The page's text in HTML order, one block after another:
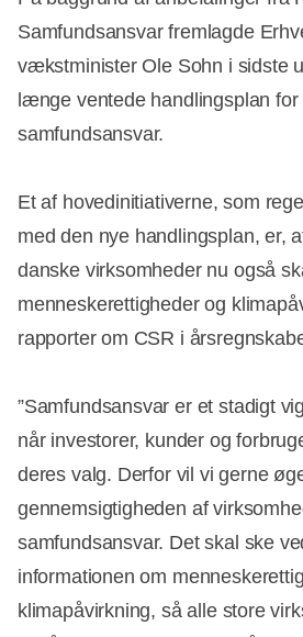
Samfundsansvar fremlagde
vækstminister Ole Sohn i sidste
længe ventede handlingsplan
samfundsansvar.
Et af hovedinitiativerne, som
med den nye handlingsplan, er,
danske virksomheder nu også
menneskerettigheder og
rapporter om CSR i
”Samfundsansvar er et stadigt
når investorer, kunder og
deres valg. Derfor vil vi gerne
gennemsigtigheden af
samfundsansvar. Det skal ske
informationen om
klimapåvirkning, så alle store